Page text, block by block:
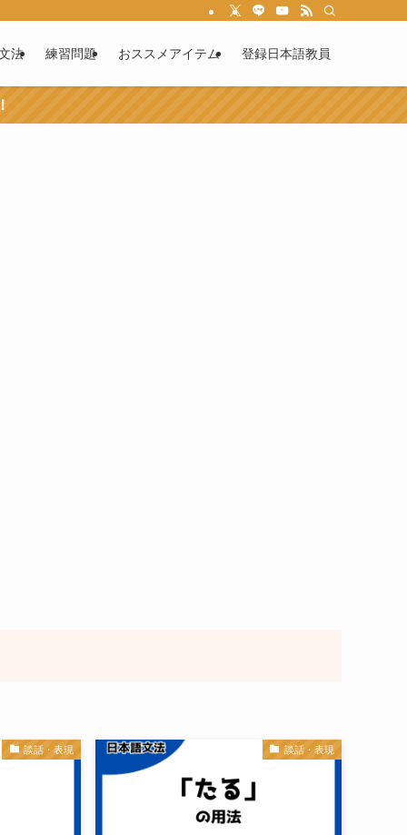
法 練習問題 おススメアイテム 登録日本語教員
談話・表現 談話・表現